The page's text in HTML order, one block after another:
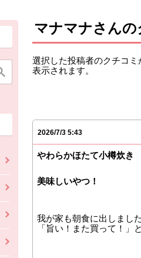
マナマナさんの
選択した投稿者のクチコ
表示されます。
2026/7/3 5:43
やわらかほたて小樽炊き
美味しいやつ！
我が家も朝食に出しまし
「旨い！また買って！」